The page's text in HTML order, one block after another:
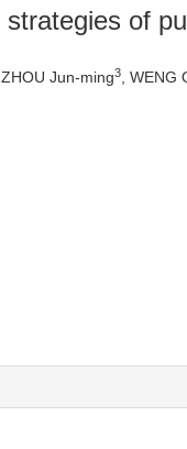
of
, ZHOU Jun-ming3 , WENG